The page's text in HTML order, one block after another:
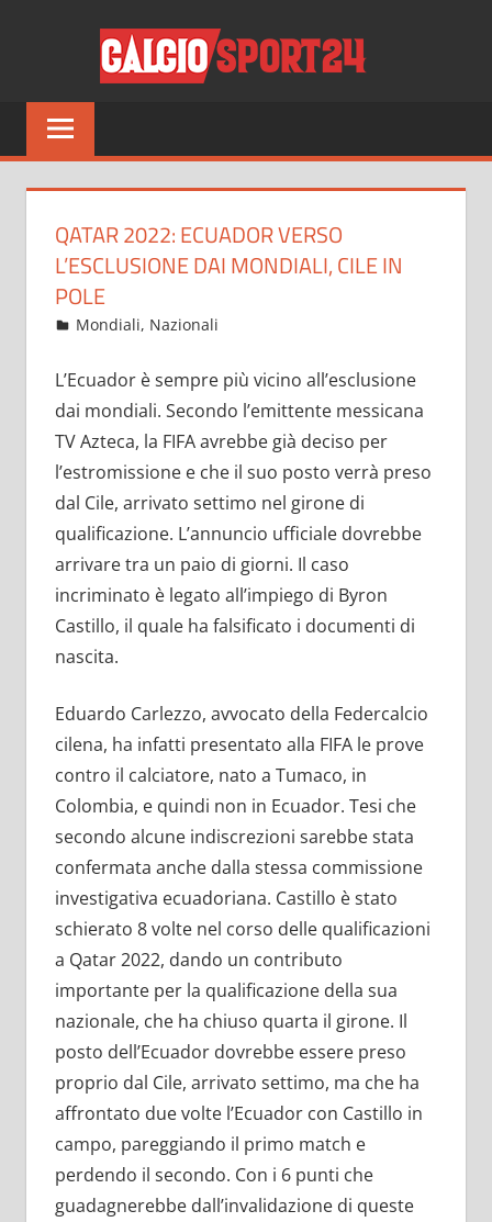
Tutto
sul
del
solo
QATAR 2022: ECUADOR VERSO
L’ESCLUSIONE DAI MONDIALI, CILE IN
POLE
Giugno 10, 2022
admin
Mondiali, Nazionali
L’Ecuador è sempre più vicino all’esclusione
dai mondiali. Secondo l’emittente messicana
TV Azteca, la FIFA avrebbe già deciso per
l’estromissione e che il suo posto verrà preso
dal Cile, arrivato settimo nel girone di
qualificazione. L’annuncio ufficiale dovrebbe
arrivare tra un paio di giorni. Il caso
incriminato è legato all’impiego di Byron
Castillo, il quale ha falsificato i documenti di
nascita.
Eduardo Carlezzo, avvocato della Federcalcio
cilena, ha infatti presentato alla FIFA le prove
contro il calciatore, nato a Tumaco, in
Colombia, e quindi non in Ecuador. Tesi che
secondo alcune indiscrezioni sarebbe stata
confermata anche dalla stessa commissione
investigativa ecuadoriana. Castillo è stato
schierato 8 volte nel corso delle qualificazioni
a Qatar 2022, dando un contributo
importante per la qualificazione della sua
nazionale, che ha chiuso quarta il girone. Il
posto dell’Ecuador dovrebbe essere preso
proprio dal Cile, arrivato settimo, ma che ha
affrontato due volte l’Ecuador con Castillo in
campo, pareggiando il primo match e
perdendo il secondo. Con i 6 punti che
guadagnerebbe dall’invalidazione di queste